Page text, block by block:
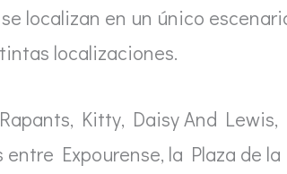
localizan en un único
localizaciones.
Kitty, Daisy And Lewis,
Expourense, la Plaza de la